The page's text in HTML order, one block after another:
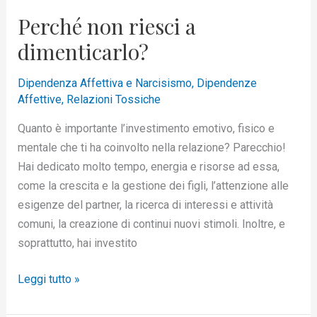
Perché non riesci a
dimenticarlo?
Dipendenza Affettiva e Narcisismo, Dipendenze
Affettive, Relazioni Tossiche
Quanto è importante l’investimento emotivo, fisico e
mentale che ti ha coinvolto nella relazione? Parecchio!
Hai dedicato molto tempo, energia e risorse ad essa,
come la crescita e la gestione dei figli, l’attenzione alle
esigenze del partner, la ricerca di interessi e attività
comuni, la creazione di continui nuovi stimoli. Inoltre, e
soprattutto, hai investito
Leggi tutto »